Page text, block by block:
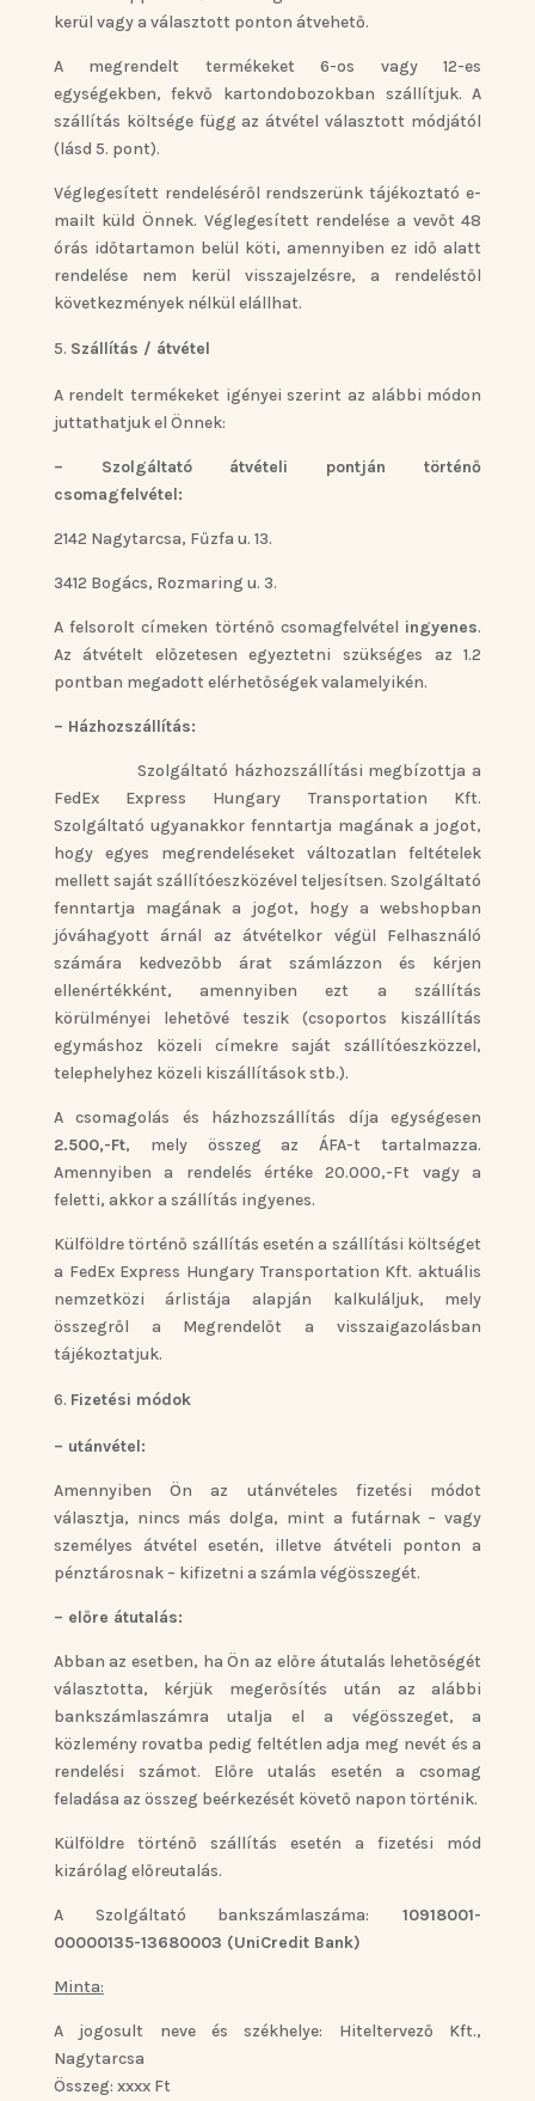
kerül vagy a választott ponton átvehető.
A megrendelt termékeket 6-os vagy 12-es
egységekben, fekvő kartondobozokban szállítjuk. A
szállítás költsége függ az átvétel választott módjától
(lásd 5. pont).
Véglegesített rendeléséről rendszerünk tájékoztató e-
mailt küld Önnek. Véglegesített rendelése a vevőt 48
órás időtartamon belül köti, amennyiben ez idő alatt
rendelése nem kerül visszajelzésre, a rendeléstől
következmények nélkül elállhat.
Szállítás / átvétel
A rendelt termékeket igényei szerint az alábbi módon
juttathatjuk el Önnek:
– Szolgáltató átvételi pontján történő
csomagfelvétel:
2142 Nagytarcsa, Fűzfa u. 13.
3412 Bogács, Rozmaring u. 3.
A felsorolt címeken történő csomagfelvétel ingyenes.
Az átvételt előzetesen egyeztetni szükséges az 1.2
pontban megadott elérhetőségek valamelyikén.
– Házhozszállítás:
Szolgáltató házhozszállítási megbízottja a
FedEx Express Hungary Transportation Kft.
Szolgáltató ugyanakkor fenntartja magának a jogot,
hogy egyes megrendeléseket változatlan feltételek
mellett saját szállítóeszközével teljesítsen. Szolgáltató
fenntartja magának a jogot, hogy a webshopban
jóváhagyott árnál az átvételkor végül Felhasználó
számára kedvezőbb árat számlázzon és kérjen
ellenértékként, amennyiben ezt a szállítás
körülményei lehetővé teszik (csoportos kiszállítás
egymáshoz közeli címekre saját szállítóeszközzel,
telephelyhez közeli kiszállítások stb.).
A csomagolás és házhozszállítás díja egységesen
2.500,-Ft, mely összeg az ÁFA-t tartalmazza.
Amennyiben a rendelés értéke 20.000,-Ft vagy a
feletti, akkor a szállítás ingyenes.
Külföldre történő szállítás esetén a szállítási költséget
a FedEx Express Hungary Transportation Kft. aktuális
nemzetközi árlistája alapján kalkuláljuk, mely
összegről a Megrendelőt a visszaigazolásban
tájékoztatjuk.
Fizetési módok
– utánvétel:
Amennyiben Ön az utánvételes fizetési módot
választja, nincs más dolga, mint a futárnak – vagy
személyes átvétel esetén, illetve átvételi ponton a
pénztárosnak – kifizetni a számla végösszegét.
– előre átutalás:
Abban az esetben, ha Ön az előre átutalás lehetőségét
választotta, kérjük megerősítés után az alábbi
bankszámlaszámra utalja el a végösszeget, a
közlemény rovatba pedig feltétlen adja meg nevét és a
rendelési számot. Előre utalás esetén a csomag
feladása az összeg beérkezését követő napon történik.
Külföldre történő szállítás esetén a fizetési mód
kizárólag előreutalás.
A Szolgáltató bankszámlaszáma: 10918001-
00000135-13680003 (UniCredit Bank)
Minta:
A jogosult neve és székhelye: Hiteltervező Kft.,
Nagytarcsa
Összeg: xxxx Ft